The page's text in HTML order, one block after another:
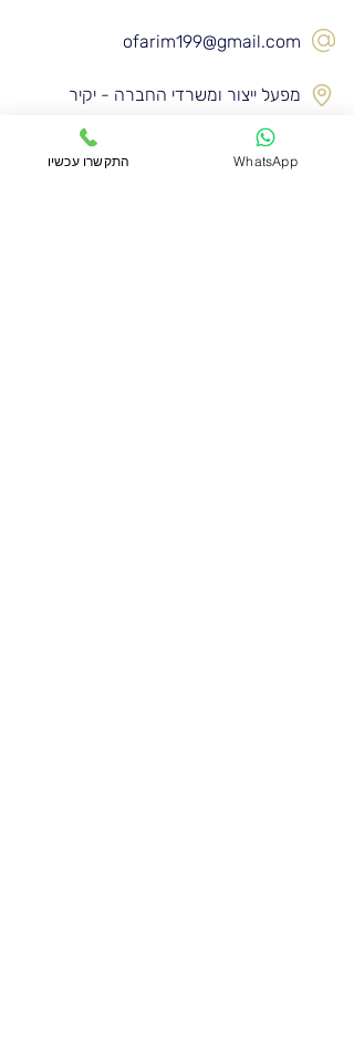
ofarim199@gmail.com
מפעל ייצור ומשרדי החברה - יקיר
בוויז: עופרים הנדסה ובנייה בע"מ
התקשרו עכשיו WhatsApp